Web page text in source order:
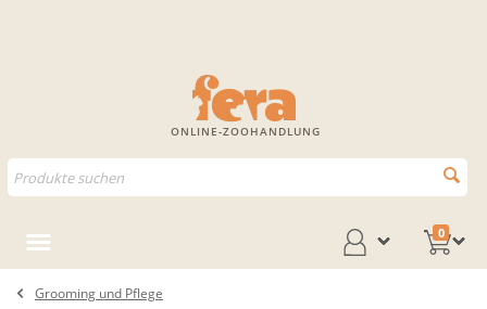
ONLINE-ZOOHANDLUNG
0
Grooming und Pflege